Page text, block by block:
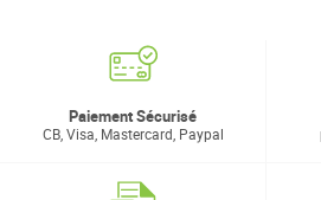
Paiement Sécurisé
CB, Visa, Mastercard, Paypal